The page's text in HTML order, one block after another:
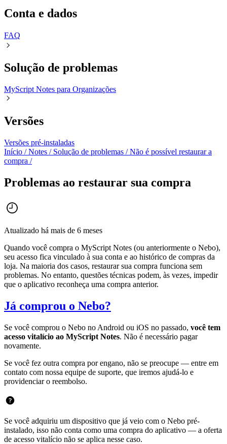
Conta e dados
FAQㅤ
Solução de problemas
MyScript Notes para Organizações
Versões
Versões pré-instaladas
Início /Notes / Solução de problemas /Não é possível restaurar a
compra /
Problemas ao restaurar sua compra
Atualizado há mais de 6 meses
Quando você compra o MyScript Notes (ou anteriormente o Nebo),
seu acesso fica vinculado à sua conta e ao histórico de compras da
loja. Na maioria dos casos, restaurar sua compra funciona sem
problemas. No entanto, questões técnicas podem, às vezes, impedir
que o aplicativo reconheça uma compra anterior.
Já comprou o Nebo?
Se você comprou o Nebo no Android ou iOS no passado, você tem
acesso vitalício ao MyScript Notes. Não é necessário pagar
novamente.
Se você fez outra compra por engano, não se preocupe — entre em
contato com nossa equipe de suporte, que iremos ajudá-lo e
providenciar o reembolso.
Se você adquiriu um dispositivo que já veio com o Nebo pré-
instalado, isso não conta como uma compra do aplicativo — a oferta
de acesso vitalício não se aplica nesse caso.